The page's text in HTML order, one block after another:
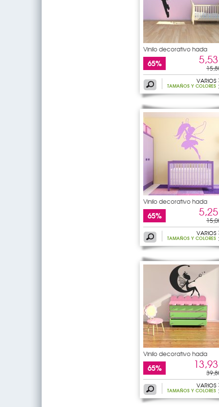
Vinilo decorativo hada
65%
VARIOS
TAMAÑOS Y COLORES
Vinilo decorativo hada
65%
VARIOS
TAMAÑOS Y COLORES
Vinilo decorativo hada
65%
VARIOS
TAMAÑOS Y COLORES